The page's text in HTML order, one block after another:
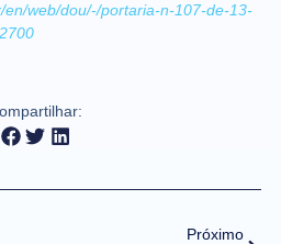
en/web/dou/-/portaria-n-107-de-13-
Próximo